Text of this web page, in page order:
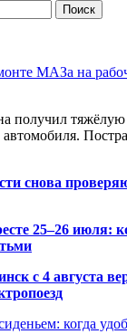
МАЗа на
получил тяжёлую
автомобиля.
снова
25–26 июля:
с 4 августа
когда